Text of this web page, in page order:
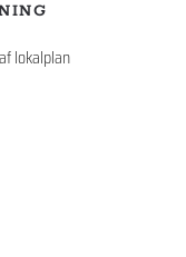
lokalplan